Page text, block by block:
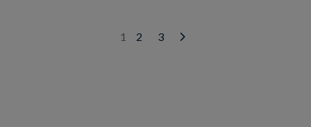
1 2 3
Next